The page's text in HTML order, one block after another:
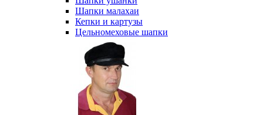
Шапки малахаи
Кепки и картузы
Цельномеховые шапки